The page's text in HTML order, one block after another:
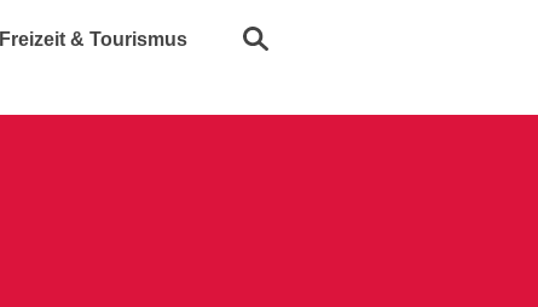
Freizeit & Tourismus Suche öffnen